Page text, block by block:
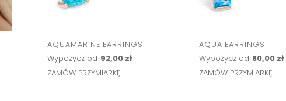
AQUAMARINE EARRINGS
Wypożycz od 92,00 zł
ZAMÓW PRZYMIARKĘ
AQUA EARRINGS
Wypożycz od 80,00 zł
ZAMÓW PRZYMIARKĘ